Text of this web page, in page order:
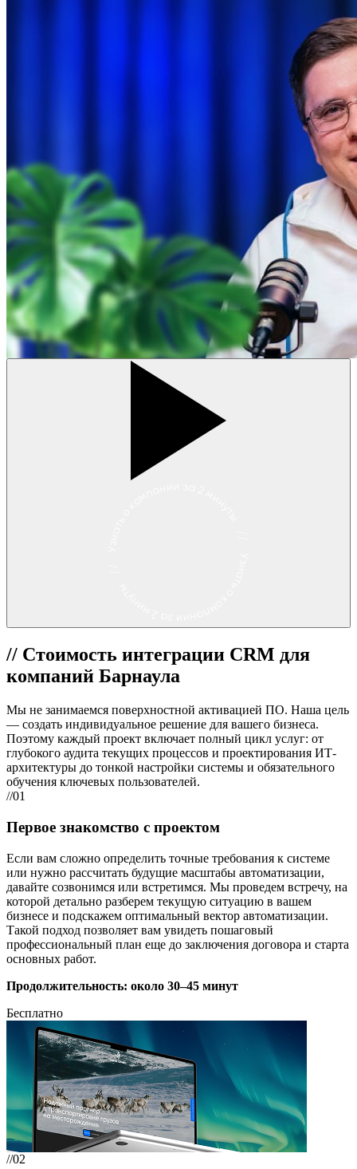
// Стоимость интеграции CRM для
компаний Барнаула
Мы не занимаемся поверхностной активацией ПО. Наша цель
— создать индивидуальное решение для вашего бизнеса.
Поэтому каждый проект включает полный цикл услуг: от
глубокого аудита текущих процессов и проектирования ИТ-
архитектуры до тонкой настройки системы и обязательного
обучения ключевых пользователей.
//01
Первое знакомство с проектом
Если вам сложно определить точные требования к системе
или нужно рассчитать будущие масштабы автоматизации,
давайте созвонимся или встретимся. Мы проведем встречу, на
которой детально разберем текущую ситуацию в вашем
бизнесе и подскажем оптимальный вектор автоматизации.
Такой подход позволяет вам увидеть пошаговый
профессиональный план еще до заключения договора и старта
основных работ.
Продолжительность: около 30–45 минут
Бесплатно
//02